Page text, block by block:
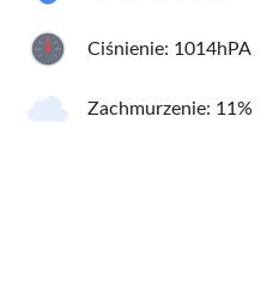
Ciśnienie: 1014hPA
Zachmurzenie: 11%